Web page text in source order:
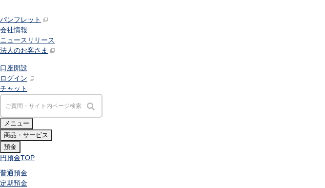
パンフレット
会社情報
ニュースリリース
法人のお客さま
口座開設
ログイン
チャット
メニュー
商品・サービス
預金
円預金TOP
普通預金
定期預金